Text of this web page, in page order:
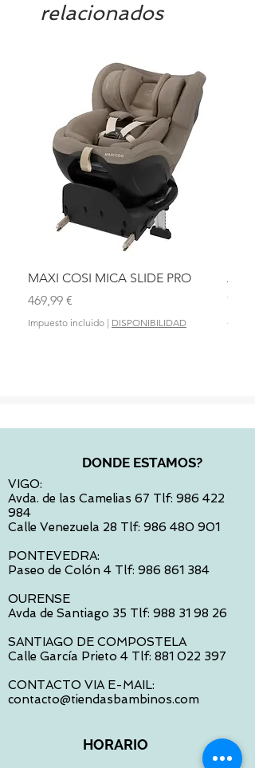
relacionados
MAXI COSI MICA SLIDE PRO
Precio
469,99 €
Impuesto incluido | DISPONIBILIDAD
DONDE ESTAMOS?
VIGO:
Avda. de las Camelias 67 Tlf: 986 422
984
Calle Venezuela 28 Tlf: 986 480 901
PONTEVEDRA:
Paseo de Colón 4 Tlf: 986 861 384
OURENSE
Avda de Santiago 35 Tlf: 988 31 98 26
SANTIAGO DE COMPOSTELA
Calle García Prieto 4 Tlf: 881 022 397
CONTACTO VIA E-MAIL:
contacto@tiendasbambinos.com
HORARIO